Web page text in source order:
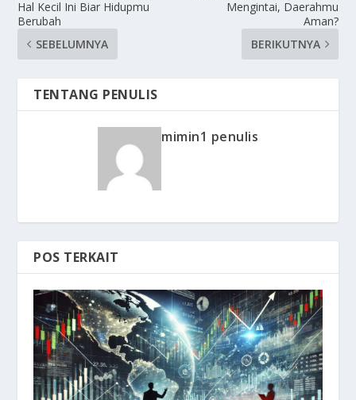
Hal Kecil Ini Biar Hidupmu
Berubah
SEBELUMNYA
Mengintai, Daerahmu
Aman?
BERIKUTNYA
TENTANG PENULIS
mimin1 penulis
POS TERKAIT